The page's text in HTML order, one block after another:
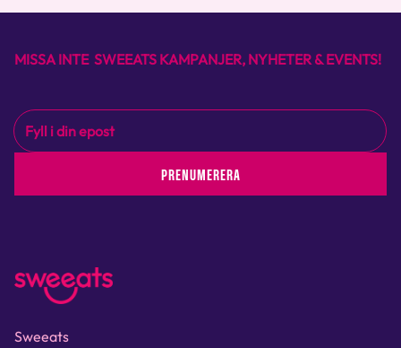
MISSA INTE SWEEATS KAMPANJER, NYHETER & EVENTS!
PRENUMERERA
Sweeats